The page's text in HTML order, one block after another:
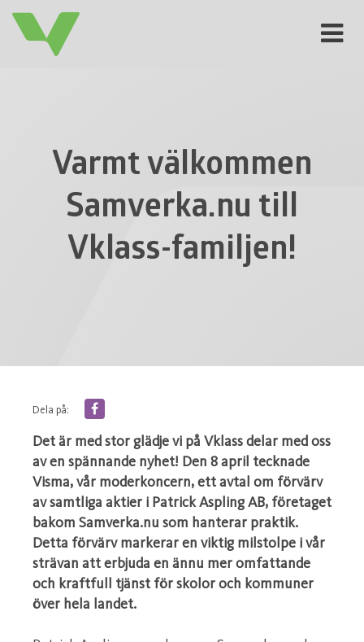
Toggle
Varmt välkommen
Samverka.nu till
Vklass-familjen!
Dela på:
Det är med stor glädje vi på Vklass delar med oss
av en spännande nyhet! Den 8 april tecknade
Visma, vår moderkoncern, ett avtal om förvärv
av samtliga aktier i Patrick Aspling AB, företaget
bakom Samverka.nu som hanterar praktik.
Detta förvärv markerar en viktig milstolpe i vår
strävan att erbjuda en ännu mer omfattande
och kraftfull tjänst för skolor och kommuner
över hela landet.